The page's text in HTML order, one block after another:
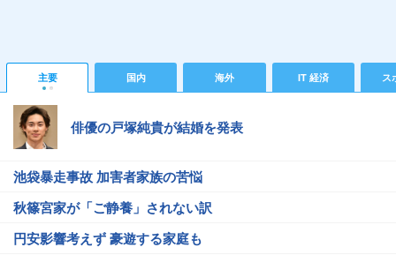
主要 国内 海外 IT 経済 ス
俳優の戸塚純貴が結婚を発表
池袋暴走事故 加害者家族の苦悩
秋篠宮家が「ご静養」されない訳
円安影響考えず 豪遊する家庭も